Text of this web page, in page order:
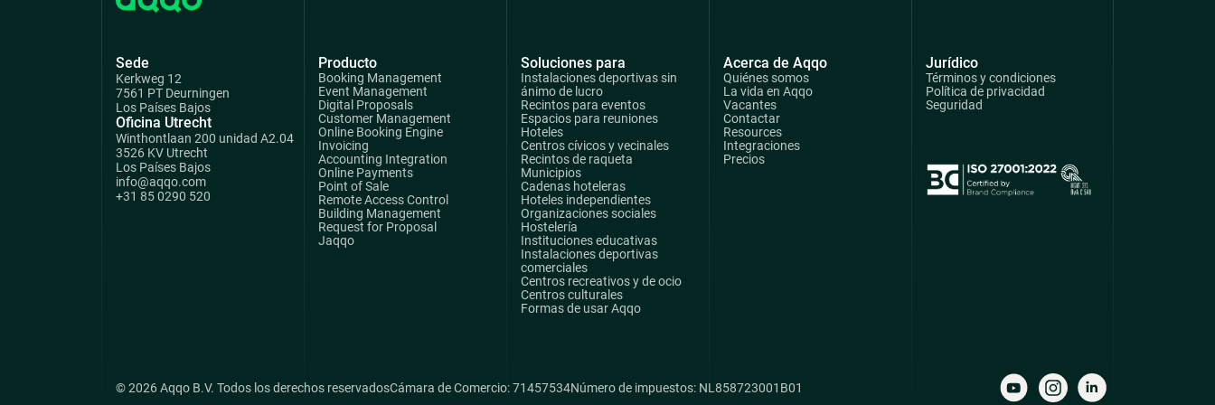
Sede
Kerkweg 12
7561 PT Deurningen
Los Países Bajos
Oficina Utrecht
Winthontlaan 200 unidad A2.04
3526 KV Utrecht
Los Países Bajos
info@aqqo.com
+31 85 0290 520
Producto
Booking Management
Event Management
Digital Proposals
Customer Management
Online Booking Engine
Invoicing
Accounting Integration
Online Payments
Point of Sale
Remote Access Control
Building Management
Request for Proposal
Jaqqo
Soluciones para
Instalaciones deportivas sin
ánimo de lucro
Recintos para eventos
Espacios para reuniones
Hoteles
Centros cívicos y vecinales
Recintos de raqueta
Municipios
Cadenas hoteleras
Hoteles independientes
Organizaciones sociales
Hostelería
Instituciones educativas
Instalaciones deportivas
comerciales
Centros recreativos y de ocio
Centros culturales
Formas de usar Aqqo
Acerca de Aqqo
Quiénes somos
La vida en Aqqo
Vacantes
Contactar
Resources
Integraciones
Precios
Jurídico
Términos y condiciones
Política de privacidad
Seguridad
© 2026 Aqqo B.V. Todos los derechos reservadosCámara de Comercio: 71457534Número de impuestos: NL858723001B01